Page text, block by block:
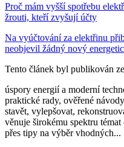
Proč mám vyšší spotřebu
žrouti, kteří zvyšují účty
Na vyúčtování za elektřinu
neobjevil žádný nový
Tento článek byl publikován
úspory energií a moderní
praktické rady, ověřené
stavět, vylepšovat,
věnuje širokému spektru
přes tipy na výběr vhodných...